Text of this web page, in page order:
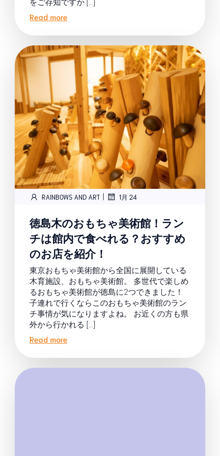
をご存知ですか […]
Read more
RAINBOWS AND ART | 1月 24
徳島木のおもちゃ美術館！ラン
チは館内で食べれる？おすすめ
のお店を紹介！
東京おもちゃ美術館から全国に展開している
木育施設、おもちゃ美術館。 多世代で楽しめ
るおもちゃ美術館が徳島に2つできました！
子連れで行くならこのおもちゃ美術館のラン
チ事情が気になりますよね。 お近くの方も県
外から行かれる […]
Read more